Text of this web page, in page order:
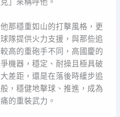
」來稱呼他。
那穩重如山的打擊風格，更
隊提供火力支援，與那些追
高的重砲手不同，高國慶的
機器，穩定、耐操且極具破
差距，還是在落後時緩步追
，穩健地擊球、推進，成為
的重裝武力。